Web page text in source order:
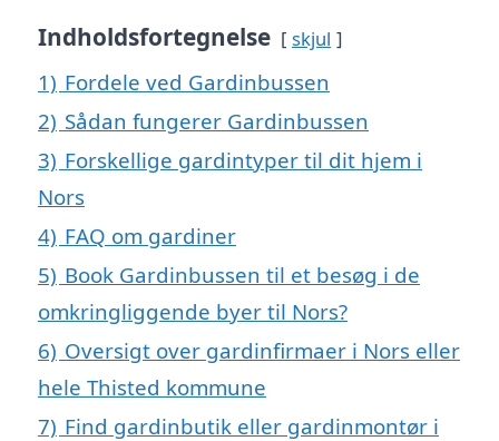
Indholdsfortegnelse skjul
1) Fordele ved Gardinbussen
2) Sådan fungerer Gardinbussen
3) Forskellige gardintyper til dit hjem i
Nors
4) FAQ om gardiner
5) Book Gardinbussen til et besøg i de
omkringliggende byer til Nors?
6) Oversigt over gardinfirmaer i Nors eller
hele Thisted kommune
7) Find gardinbutik eller gardinmontør i